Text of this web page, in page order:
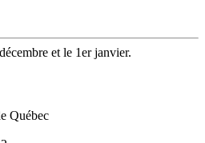
et le 1er janvier.
Québec